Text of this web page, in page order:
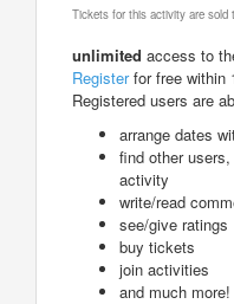
Tickets for this activity are sold
unlimited access to
Registerfor free within
Registered users are
arrange dates
find other
activity
write/read
see/give ratings
buy tickets
join activities
and much more!